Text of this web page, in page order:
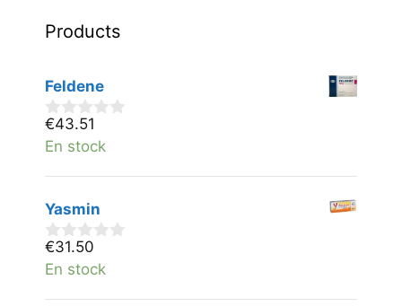
Products
Feldene
0
v
n
€43.51
En stock
Yasmin
0
v
n
€31.50
En stock